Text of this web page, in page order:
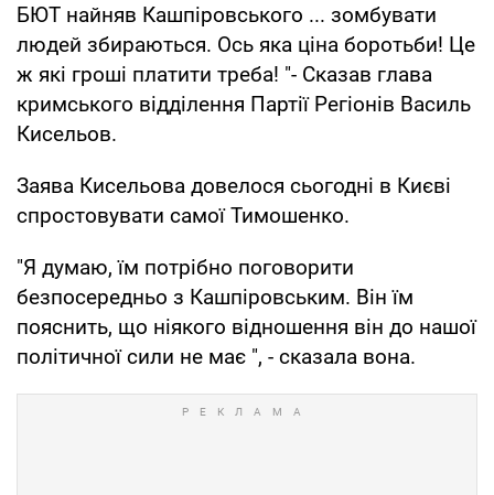
БЮТ найняв Кашпіровського ... зомбувати
людей збираються. Ось яка ціна боротьби! Це
ж які гроші платити треба! "- Сказав глава
кримського відділення Партії Регіонів Василь
Кисельов.
Заява Кисельова довелося сьогодні в Києві
спростовувати самої Тимошенко.
"Я думаю, їм потрібно поговорити
безпосередньо з Кашпіровським. Він їм
пояснить, що ніякого відношення він до нашої
політичної сили не має ", - сказала вона.